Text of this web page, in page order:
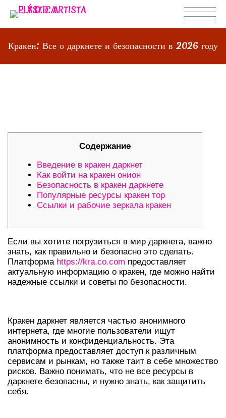
Кракен: Все о даркнете и безопасности в 2026 году
Содержание
Введение в кракен даркнет
Как войти на кракен онион
Безопасность в кракен даркнете
Популярные ресурсы кракен тор
Ссылки и рабочие зеркала кракен
Если вы хотите погрузиться в мир даркнета, важно
знать, как правильно и безопасно это сделать.
Платформа https://kra.co.com предоставляет
актуальную информацию о кракен, где можно найти
надежные ссылки и советы по безопасности.
Кракен даркнет является частью анонимного
интернета, где многие пользователи ищут
анонимность и конфиденциальность. Эта
платформа предоставляет доступ к различным
сервисам и рынкам, но также таит в себе множество
рисков. Важно понимать, что не все ресурсы в
даркнете безопасны, и нужно знать, как защитить
себя.